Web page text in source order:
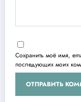
Сохранить моё имя,
последующих моих